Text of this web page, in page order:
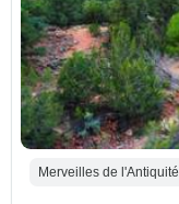
Merveilles de l'Antiquité